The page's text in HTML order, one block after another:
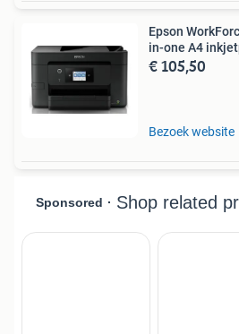
Epson
in-one A4
€ 105,50
Bezoek website